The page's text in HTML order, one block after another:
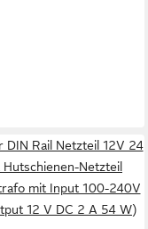
DIN Rail Netzteil 12V 24
Hutschienen-Netzteil
mit Input 100-240V
12 V DC 2 A 54 W)